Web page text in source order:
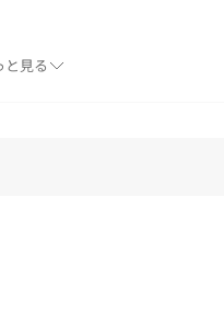
クなクラシックブーツで知ら
に愛用され、やがて世界中に
ブーツの時代に左右されないス
と見る